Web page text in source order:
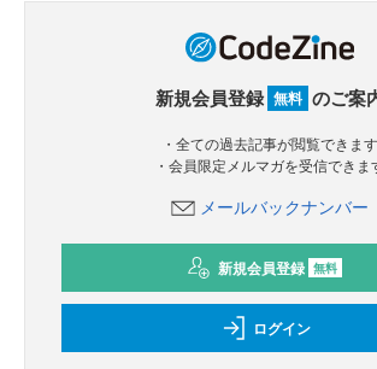
新規会員登録 無料 のご案
・全ての過去記事が閲覧できます
・会員限定メルマガを受信できま
メールバックナンバー
新規会員登録 無料
ログイン